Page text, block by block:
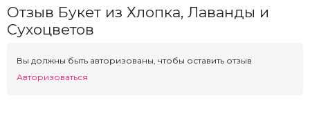
Отзыв Букет из Хлопка, Лаванды и
Сухоцветов
Вы должны быть авторизованы, чтобы оставить отзыв
Авторизоваться